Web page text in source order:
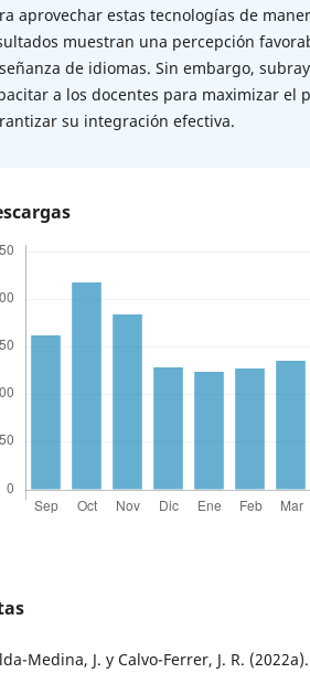
aprovechar estas tecnologías de
muestran una percepción
de idiomas. Sin embargo,
a los docentes para maximizar el
su integración efectiva.
Medina, J. y Calvo-Ferrer, J. R.